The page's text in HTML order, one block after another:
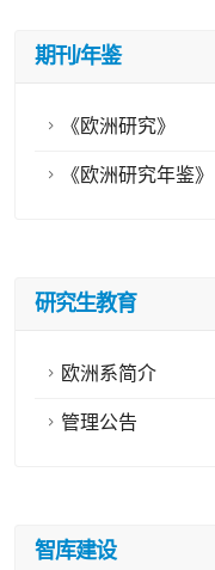
期刊/年鉴
《欧洲研究》
《欧洲研究年鉴》
研究生教育
欧洲系简介
管理公告
智库建设